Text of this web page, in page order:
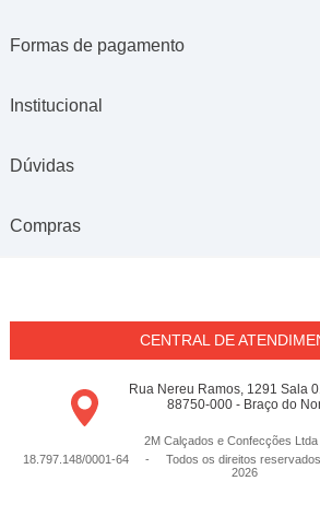
Formas de pagamento
Institucional
Dúvidas
Compras
CENTRAL DE
Rua Nereu Ramos, 1291 Sala
88750-000 - Braço do
2M Calçados e Confecções Ltda
18.797.148/0001-64 - Todos os direitos reservados
2026